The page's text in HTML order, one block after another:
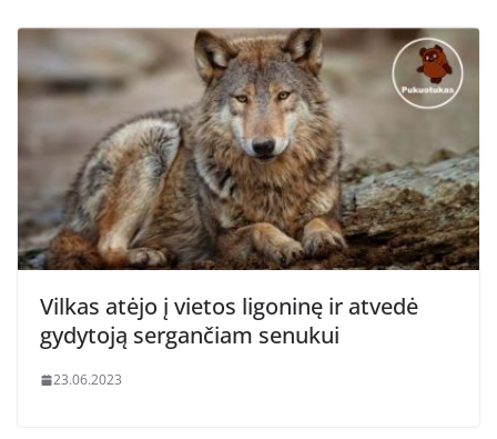
Vilkas atėjo į vietos ligoninę ir atvedė
gydytoją sergančiam senukui
23.06.2023